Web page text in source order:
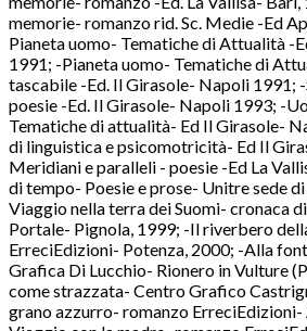
memorie- romanzo rid. Sc. Medie -Ed
Pianeta uomo- Tematiche di Attualità -
1991; -Pianeta uomo- Tematiche di
tascabile -Ed. Il Girasole- Napoli 1991;
poesie -Ed. Il Girasole- Napoli 1993; -
Tematiche di attualità- Ed Il Girasole-
di linguistica e psicomotricità- Ed Il
Meridiani e paralleli - poesie -Ed La
di tempo- Poesie e prose- Unitre sede
Viaggio nella terra dei Suomi- cronaca di
Portale- Pignola, 1999; -Il riverbero
ErreciEdizioni- Potenza, 2000; -Alla
Grafica Di Lucchio- Rionero in Vulture
come strazzata- Centro Grafico
grano azzurro- romanzo ErreciEdizioni-